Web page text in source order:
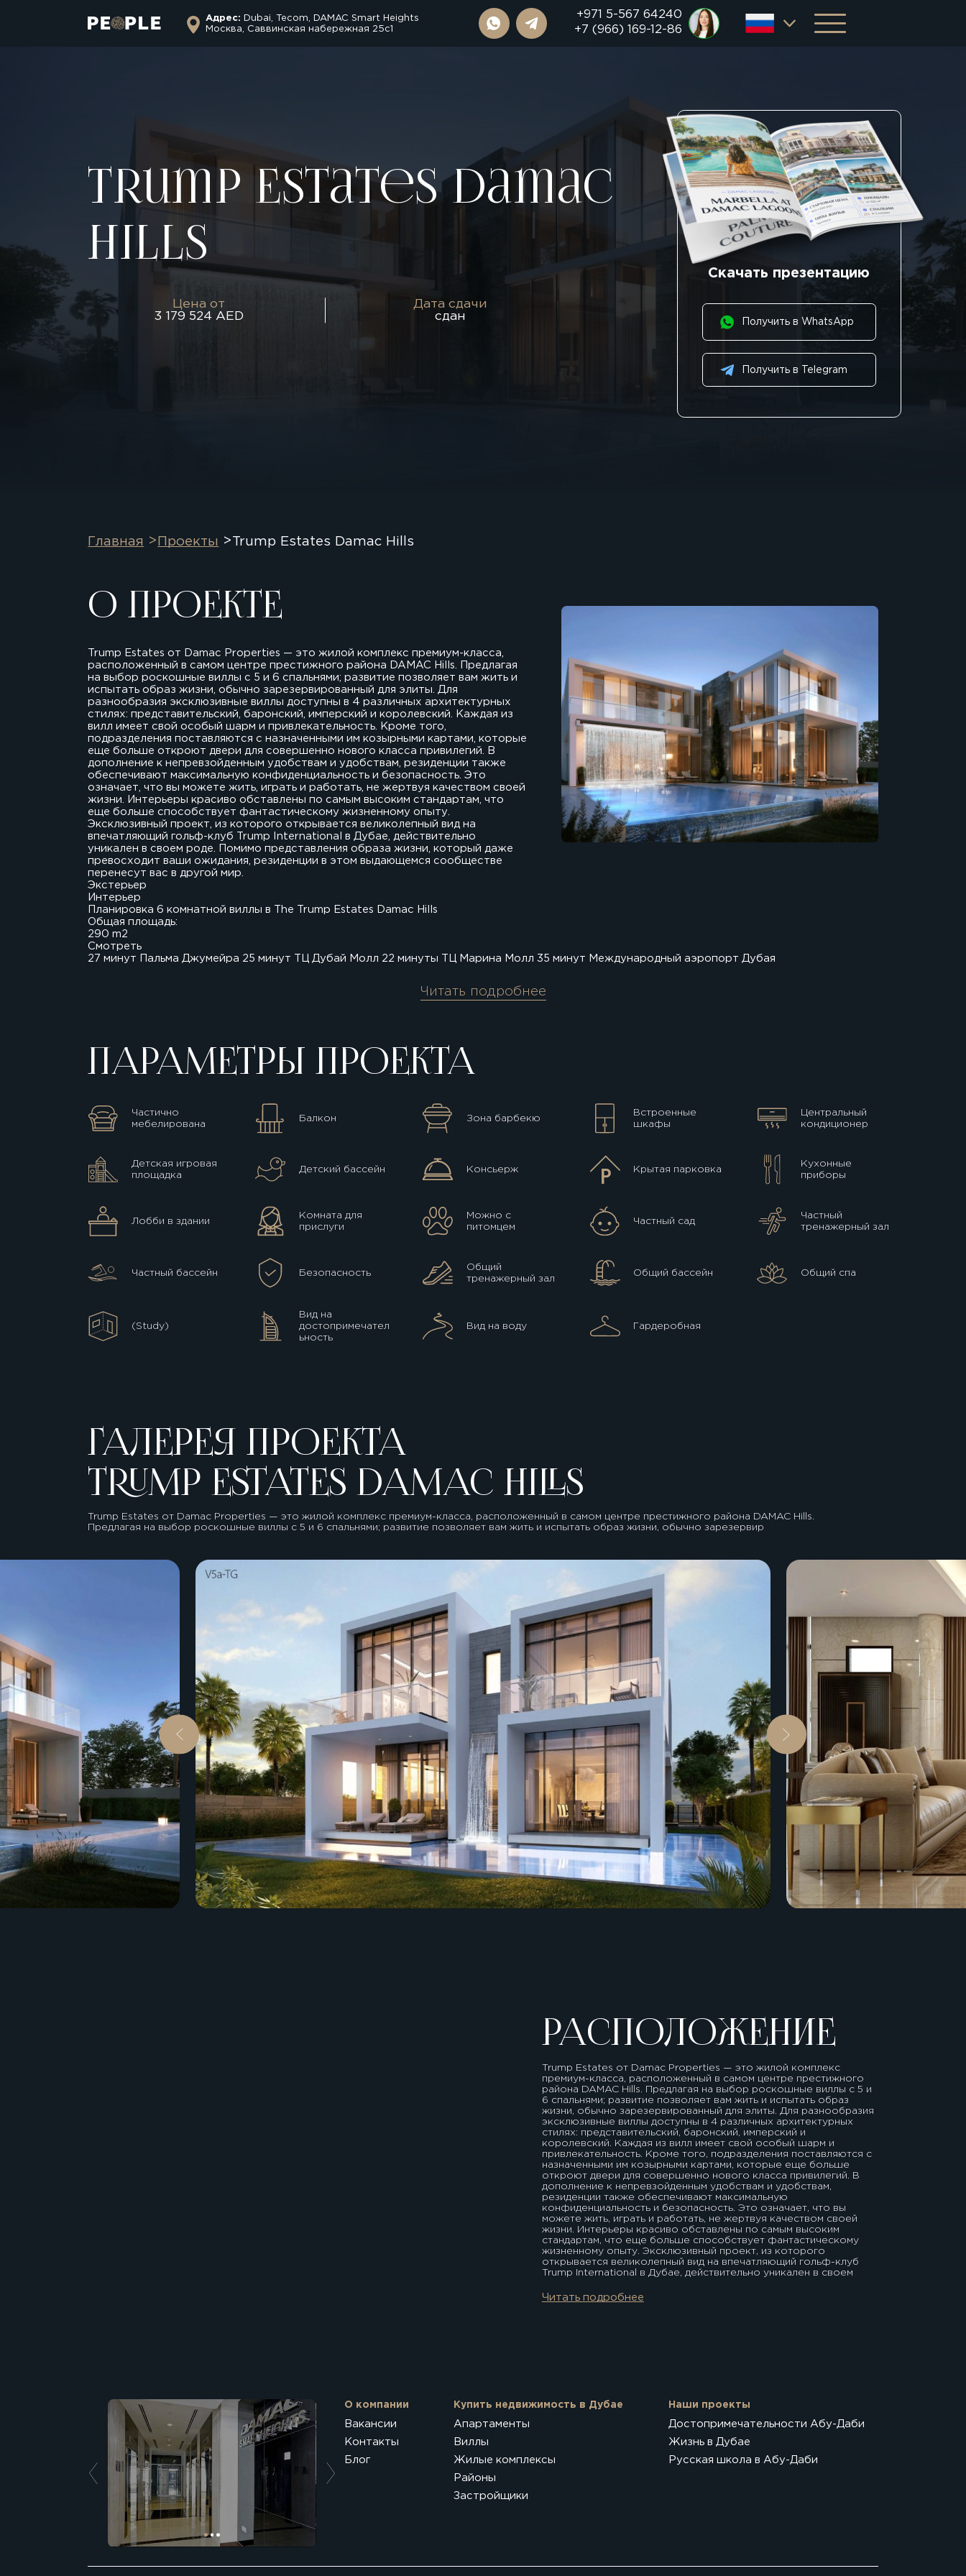
Адрес: Dubai, Tecom, DAMAC Smart Heights
Москва, Саввинская набережная 25с1
+971 5-567 64240
+7 (966) 169-12-86
Trump Estates Damac
Hills
Цена от
3 179 524 AED
Дата сдачи
сдан
Скачать презентацию
Получить в WhatsApp
Получить в Telegram
Главная Проекты Trump Estates Damac Hills
О ПРОЕКТЕ
Trump Estates от Damac Properties — это жилой комплекс премиум-класса,
расположенный в самом центре престижного района DAMAC Hills. Предлагая
на выбор роскошные виллы с 5 и 6 спальнями; развитие позволяет вам жить и
испытать образ жизни, обычно зарезервированный для элиты. Для
разнообразия эксклюзивные виллы доступны в 4 различных архитектурных
стилях: представительский, баронский, имперский и королевский. Каждая из
вилл имеет свой особый шарм и привлекательность. Кроме того,
подразделения поставляются с назначенными им козырными картами, которые
еще больше откроют двери для совершенно нового класса привилегий. В
дополнение к непревзойденным удобствам и удобствам, резиденции также
обеспечивают максимальную конфиденциальность и безопасность. Это
означает, что вы можете жить, играть и работать, не жертвуя качеством своей
жизни. Интерьеры красиво обставлены по самым высоким стандартам, что
еще больше способствует фантастическому жизненному опыту.
Эксклюзивный проект, из которого открывается великолепный вид на
впечатляющий гольф-клуб Trump International в Дубае, действительно
уникален в своем роде. Помимо представления образа жизни, который даже
превосходит ваши ожидания, резиденции в этом выдающемся сообществе
перенесут вас в другой мир.
Экстерьер
Интерьер
Планировка 6 комнатной виллы в The Trump Estates Damac Hills
Общая площадь:
290 m2
Смотреть
27 минут Пальма Джумейра 25 минут ТЦ Дубай Молл 22 минуты ТЦ Марина Молл 35 минут Международный аэропорт Дубая
Читать подробнее
ПАРАМЕТРЫ ПРОЕКТА
Частично
мебелирована
Балкон Зона барбекю
Встроенные
шкафы
Центральный
кондиционер
Детская игровая
площадка
Детский бассейн Консьерж Крытая парковка
Кухонные
приборы
Лобби в здании
Комната для
прислуги
Можно с
питомцем
Частный сад
Частный
тренажерный зал
Частный бассейн Безопасность
Общий
тренажерный зал
Общий бассейн Общий спа
(Study)
Вид на
достопримечател
ьность
Вид на воду Гардеробная
ГАЛЕРЕЯ ПРОЕКТА
TRUMP ESTATES DAMAC HILLS
Trump Estates от Damac Properties — это жилой комплекс премиум-класса, расположенный в самом центре престижного района DAMAC Hills.
Предлагая на выбор роскошные виллы с 5 и 6 спальнями; развитие позволяет вам жить и испытать образ жизни, обычно зарезервир
РАСПОЛОЖЕНИЕ
Trump Estates от Damac Properties — это жилой комплекс
премиум-класса, расположенный в самом центре престижного
района DAMAC Hills. Предлагая на выбор роскошные виллы с 5 и
6 спальнями; развитие позволяет вам жить и испытать образ
жизни, обычно зарезервированный для элиты. Для разнообразия
эксклюзивные виллы доступны в 4 различных архитектурных
стилях: представительский, баронский, имперский и
королевский. Каждая из вилл имеет свой особый шарм и
привлекательность. Кроме того, подразделения поставляются с
назначенными им козырными картами, которые еще больше
откроют двери для совершенно нового класса привилегий. В
дополнение к непревзойденным удобствам и удобствам,
резиденции также обеспечивают максимальную
конфиденциальность и безопасность. Это означает, что вы
можете жить, играть и работать, не жертвуя качеством своей
жизни. Интерьеры красиво обставлены по самым высоким
стандартам, что еще больше способствует фантастическому
жизненному опыту. Эксклюзивный проект, из которого
открывается великолепный вид на впечатляющий гольф-клуб
Trump International в Дубае, действительно уникален в своем
превосходит ваши ожидания, резиденции в этом выдающемся
сообществе перенесут вас в другой мир.
Читать подробнее
О компании
Вакансии
Контакты
Блог
Купить недвижимость в Дубае
Апартаменты
Виллы
Жилые комплексы
Районы
Застройщики
Наши проекты
Достопримечательности Абу-Даби
Жизнь в Дубае
Русская школа в Абу-Даби